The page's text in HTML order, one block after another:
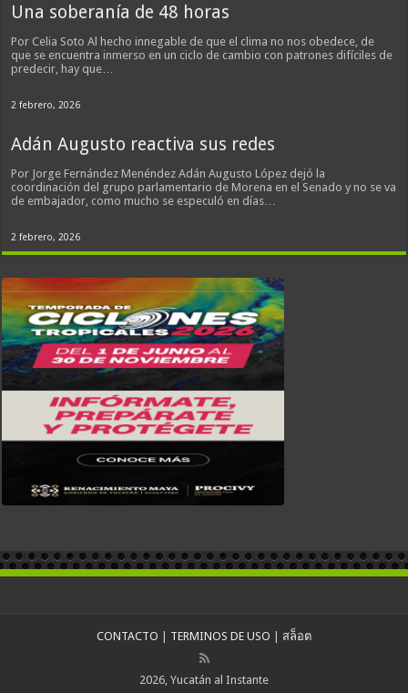
Una soberanía de 48 horas
Por Celia Soto Al hecho innegable de que el clima no nos obedece, de
que se encuentra inmerso en un ciclo de cambio con patrones difíciles de
predecir, hay que…
2 febrero, 2026
Adán Augusto reactiva sus redes
Por Jorge Fernández Menéndez Adán Augusto López dejó la
coordinación del grupo parlamentario de Morena en el Senado y no se va
de embajador, como mucho se especuló en días…
2 febrero, 2026
CONTACTO TERMINOS DE USO สล็อต
2026, Yucatán al Instante